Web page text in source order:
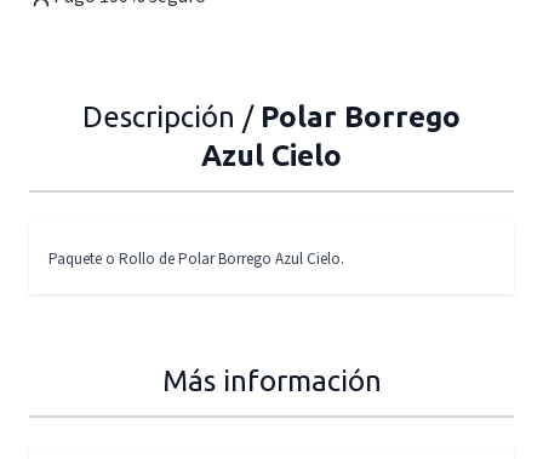
Descripción / Polar Borrego
Azul Cielo
Paquete o Rollo de Polar Borrego Azul Cielo.
Más información